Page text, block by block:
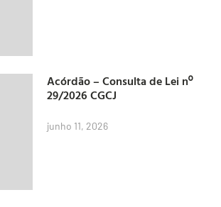
Acórdão – Consulta de Lei nº
29/2026 CGCJ
junho 11, 2026